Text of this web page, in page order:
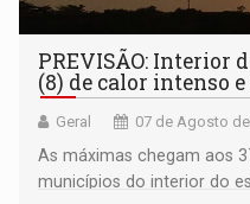
PREVISÃO: Interior
(8) de calor intenso
Geral 07 de Agosto
As máximas chegam aos
municípios do interior do